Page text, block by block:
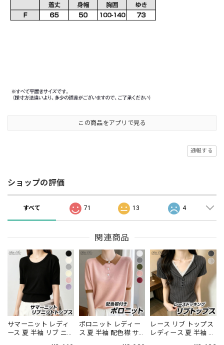
この商品をアプリで見る
通報する
ショップの評価
すべて 71 13 4
関連商品
サマーニット レディ
ース 夏 半袖 リブ ニ
ポロニット レディー
ス 夏 半袖 配色襟 サ
レース リブ トップス
レディース 夏 半袖 ヘ